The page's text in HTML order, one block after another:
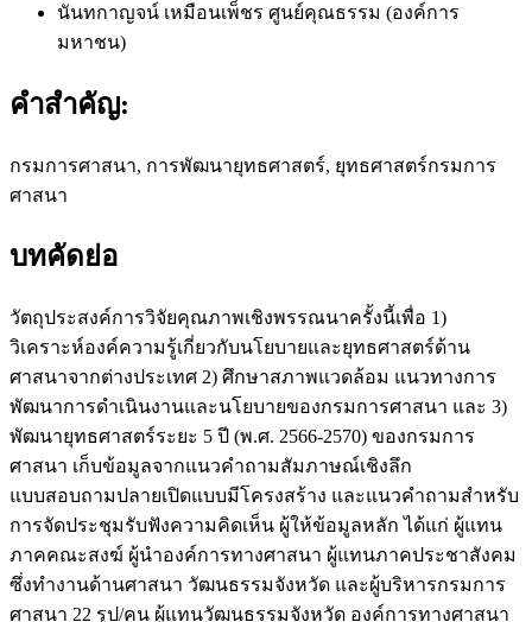
นันทกาญจน์ เหมือนเพ็ชร ศูนย์คุณธรรม (องค์การ
มหาชน)
คำสำคัญ:
กรมการศาสนา, การพัฒนายุทธศาสตร์, ยุทธศาสตร์กรมการ
ศาสนา
บทคัดย่อ
วัตถุประสงค์การวิจัยคุณภาพเชิงพรรณนาครั้งนี้เพื่อ 1)
วิเคราะห์องค์ความรู้เกี่ยวกับนโยบายและยุทธศาสตร์ด้าน
ศาสนาจากต่างประเทศ 2) ศึกษาสภาพแวดล้อม แนวทางการ
พัฒนาการดำเนินงานและนโยบายของกรมการศาสนา และ 3)
พัฒนายุทธศาสตร์ระยะ 5 ปี (พ.ศ. 2566-2570) ของกรมการ
ศาสนา เก็บข้อมูลจากแนวคำถามสัมภาษณ์เชิงลึก
แบบสอบถามปลายเปิดแบบมีโครงสร้าง และแนวคำถามสำหรับ
การจัดประชุมรับฟังความคิดเห็น ผู้ให้ข้อมูลหลัก ได้แก่ ผู้แทน
ภาคคณะสงฆ์ ผู้นำองค์การทางศาสนา ผู้แทนภาคประชาสังคม
ซึ่งทำงานด้านศาสนา วัฒนธรรมจังหวัด และผู้บริหารกรมการ
ศาสนา 22 รูป/คน ผู้แทนวัฒนธรรมจังหวัด องค์การทางศาสนา